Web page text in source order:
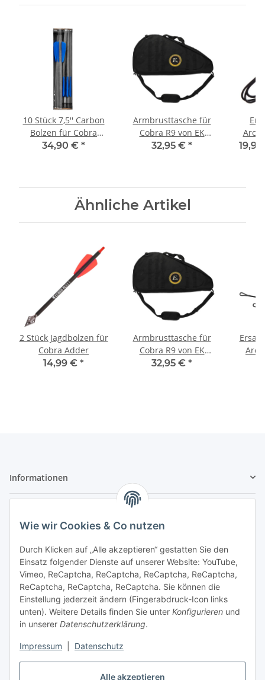
Alle akzeptieren
Wie wir Cookies & Co nutzen
Durch Klicken auf „Alle akzeptieren“ gestatten Sie den
Einsatz folgender Dienste auf unserer Website: YouTube,
Vimeo, ReCaptcha, ReCaptcha, ReCaptcha, ReCaptcha,
ReCaptcha, ReCaptcha, ReCaptcha. Sie können die
Einstellung jederzeit ändern (Fingerabdruck-Icon links
unten). Weitere Details finden Sie unter Konfigurieren und
in unserer Datenschutzerklärung.
Impressum Datenschutz
10 Stück 7,5'' Carbon
Bolzen für Cobra
Adder und Cobra
34,90 € *
Armbrusttasche für
Cobra R9 von EK
Archery
32,95 € *
Archery
Ähnliche Artikel
2 Stück Jagdbolzen für
Cobra Adder
14,99 € *
Armbrusttasche für
Cobra R9 von EK
Archery
32,95 € *
Informationen
Vertrag widerrufen